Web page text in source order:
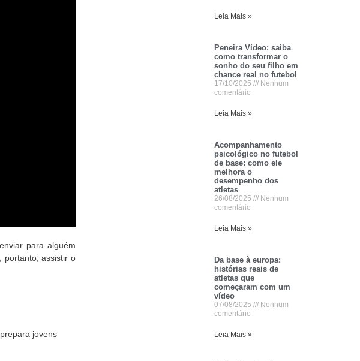
para alguém
portanto, assistir o
prepara jovens
Leia Mais »
Peneira Vídeo: saiba
como transformar o
sonho do seu filho em
chance real no futebol
17/10/2025
Nenhum
comentário
Leia Mais »
Acompanhamento
psicológico no futebol
de base: como ele
melhora o
desempenho dos
atletas
26/08/2025
Nenhum
comentário
Leia Mais »
Da base à europa:
histórias reais de
atletas que
começaram com um
vídeo
07/08/2025
Nenhum
comentário
Leia Mais »